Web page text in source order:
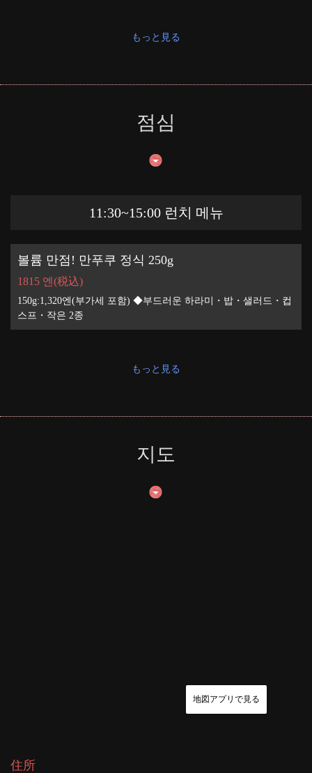
もっと見る
점심
11:30~15:00 런치 메뉴
볼륨 만점! 만푸쿠 정식 250g
1815 엔 (税込)
150g:1,320엔(부가세 포함) ◆부드러운 하라미・밥・샐러드・컵
스프・작은 2종
もっと見る
지도
地図アプリで見る
住所